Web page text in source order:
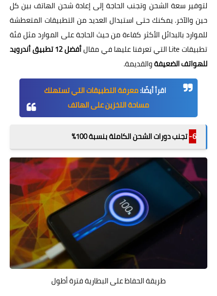
لتوفير سعة الشحن وتجنب الحاجة إلى إعادة شحن الهاتف بين كل
حين والآخر. يمكنك حتى استبدال العديد من التطبيقات المتعطشة
للموارد بالبدائل الأكثر كفاءة من حيث الحاجة على الموارد مثل فئة
تطبيقات Lite التي تعرفنا عليها في مقال
أفضل 12 تطبيق أندرويد
للهواتف الضعيفةوالقديمة.
اقرأ أيضًا:معرفة التطبيقات التي تستهلك
مساحة التخزين على الهاتف
6- تجنب دورات الشحن الكاملة بنسبة 100%
طريقة الحفاظ على البطارية فترة أطول